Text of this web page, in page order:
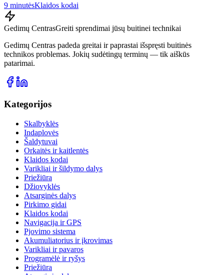
9 minutėsKlaidos kodai
Gedimų CentrasGreiti sprendimai jūsų buitinei technikai
Gedimų Centras padeda greitai ir paprastai išspręsti buitinės
technikos problemas. Jokių sudėtingų terminų — tik aiškūs
patarimai.
Kategorijos
Skalbyklės
Indaplovės
Šaldytuvai
Orkaitės ir kaitlentės
Klaidos kodai
Varikliai ir šildymo dalys
Priežiūra
Džiovyklės
Atsarginės dalys
Pirkimo gidai
Klaidos kodai
Navigacija ir GPS
Pjovimo sistema
Akumuliatorius ir įkrovimas
Varikliai ir pavaros
Programėlė ir ryšys
Priežiūra